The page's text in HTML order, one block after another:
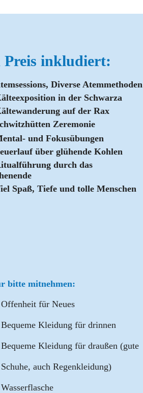
inkludiert:
Diverse Atemmethoden
in der Schwarza
auf der Rax
Zeremonie
und Fokusübungen
über glühende Kohlen
durch das
Spaß, Tiefe und tolle Menschen
bitte mitnehmen:
Offenheit für Neues
Bequeme Kleidung für drinnen
Bequeme Kleidung für draußen (gute
Schuhe, auch Regenkleidung)
Wasserflasche